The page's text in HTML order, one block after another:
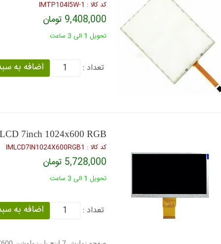
كد كالا : IMTP104I5W-1
9,408,000 تومان
تحویل 1 الی 3 ساعت
تعداد :
LCD 7inch 1024x600 RGB
كد كالا : IMLCD7IN1024X600RGB1
5,728,000 تومان
تحویل 1 الی 3 ساعت
تعداد :